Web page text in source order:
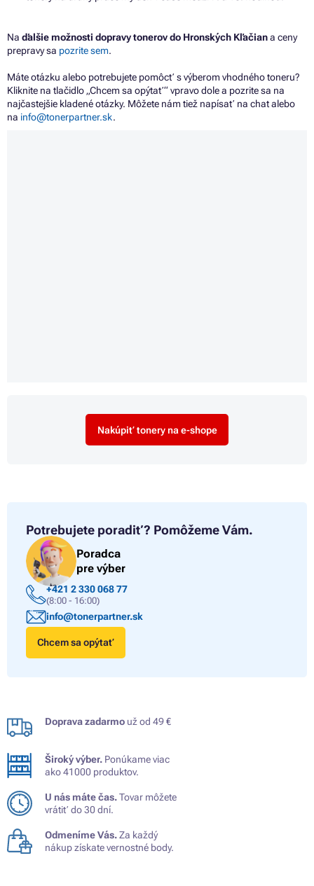
Na ďalšie možnosti dopravy tonerov do Hronských Kľačiana ceny
prepravy sa pozrite sem.
Máte otázku alebo potrebujete pomôcť s výberom vhodného toneru?
Kliknite na tlačidlo „Chcem sa opýtať“ vpravo dole a pozrite sa na
najčastejšie kladené otázky. Môžete nám tiež napísať na chat alebo
na info@tonerpartner.sk.
Nakúpiť tonery na e-shope
Potrebujete poradiť? Pomôžeme Vám.
Poradca
pre výber
+421 2 330 068 77
(8:00 - 16:00)
info@tonerpartner.sk
Chcem sa opýtať
Doprava zadarmo už od 49 €
Široký výber. Ponúkame viac
ako 41000 produktov.
U nás máte čas.Tovar môžete
vrátiť do 30 dní.
Odmeníme Vás.Za každý
nákup získate vernostné body.